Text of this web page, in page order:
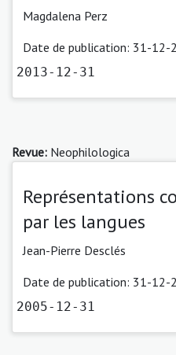
Magdalena Perz
Date de publication: 31-12-
2013-12-31
Revue: Neophilologica
Représentations
par les langues
Jean-Pierre Desclés
Date de publication: 31-12-
2005-12-31